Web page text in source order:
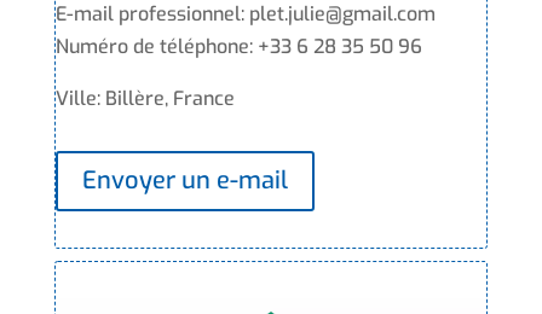
E-mail professionnel: plet.julie@gmail.com
Numéro de téléphone: +33 6 28 35 50 96
Ville: Billère, France
Envoyer un e-mail